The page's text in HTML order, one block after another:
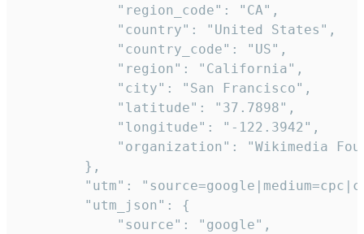
            "region_code": "CA",
            "country": "United States",
            "country_code": "US",
            "region": "California",
            "city": "San Francisco",
            "latitude": "37.7898",
            "longitude": "-122.3942",
"organization": "Wikimedia
        },
"utm":
        "utm_json": {
            "source": "google",